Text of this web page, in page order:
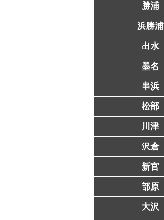
勝浦
浜勝浦
出水
墨名
串浜
松部
川津
沢倉
新官
部原
大沢